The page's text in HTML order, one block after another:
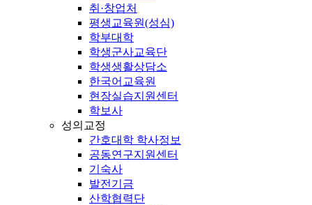
취·창업처
평생교육원(성심)
학부대학
학생군사교육단
학생생활상담소
한국어교육원
현장실습지원센터
학보사
성의교정
간호대학 학사정보
공동연구지원센터
기숙사
발전기금
산학협력단